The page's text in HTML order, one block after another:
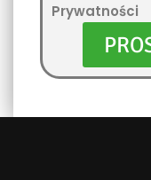
Prywatności